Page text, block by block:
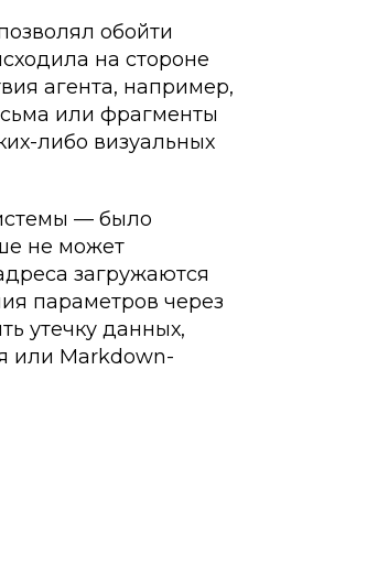
обойти
на стороне
агента, например,
или фрагменты
либо визуальных
— было
не может
загружаются
параметров через
утечку данных,
или Markdown-